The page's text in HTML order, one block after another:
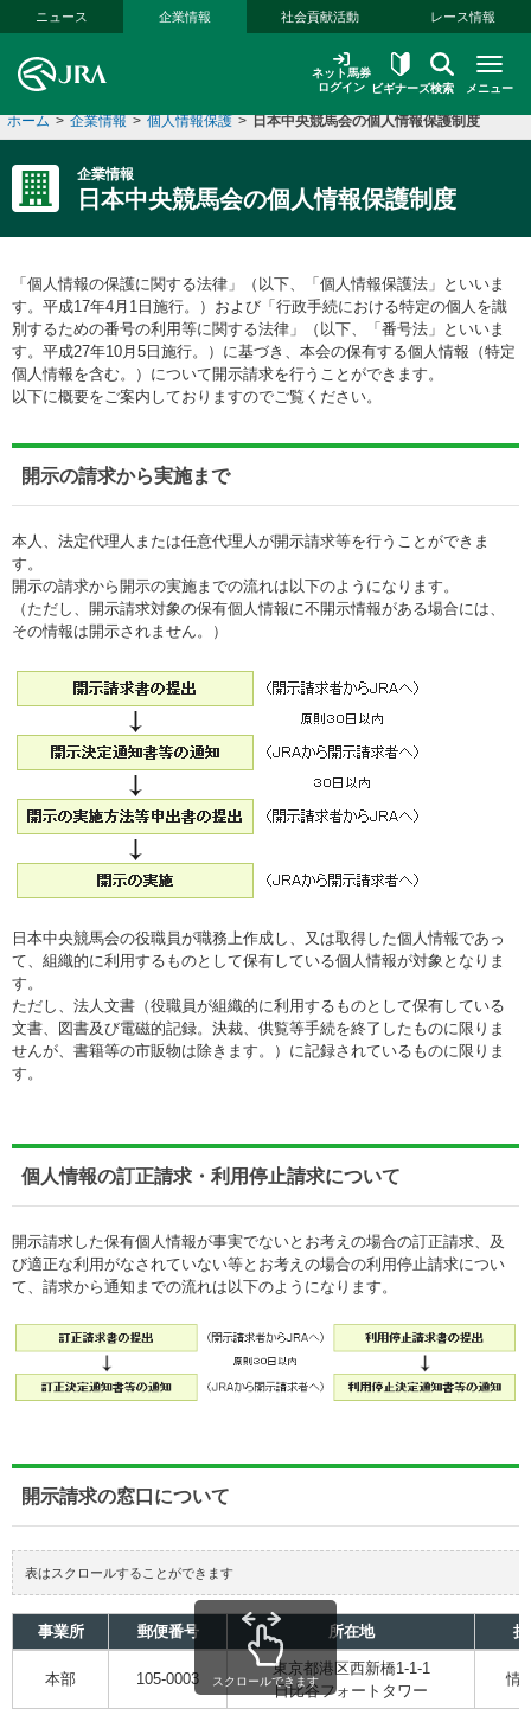
本文へ移動する
ニュース 企業情報 社会貢献活動 レース情報
ネット馬券
ログイン
ビギナーズ検索 メニュー
ホーム > 企業情報 > 個人情報保護 > 日本中央競馬会の個人情報保護制度
企業情報
日本中央競馬会の個人情報保護制度
「個人情報の保護に関する法律」（以下、「個人情報保護法」といいま
す。平成17年4月1日施行。）および「行政手続における特定の個人を識
別するための番号の利用等に関する法律」（以下、「番号法」といいま
す。平成27年10月5日施行。）に基づき、本会の保有する個人情報（特定
個人情報を含む。）について開示請求を行うことができます。
以下に概要をご案内しておりますのでご覧ください。
開示の請求から実施まで
本人、法定代理人または任意代理人が開示請求等を行うことができま
す。
開示の請求から開示の実施までの流れは以下のようになります。
（ただし、開示請求対象の保有個人情報に不開示情報がある場合には、
その情報は開示されません。）
日本中央競馬会の役職員が職務上作成し、又は取得した個人情報であっ
て、組織的に利用するものとして保有している個人情報が対象となりま
す。
ただし、法人文書（役職員が組織的に利用するものとして保有している
文書、図書及び電磁的記録。決裁、供覧等手続を終了したものに限りま
せんが、書籍等の市販物は除きます。）に記録されているものに限りま
す。
個人情報の訂正請求・利用停止請求について
開示請求した保有個人情報が事実でないとお考えの場合の訂正請求、及
び適正な利用がなされていない等とお考えの場合の利用停止請求につい
て、請求から通知までの流れは以下のようになります。
開示請求の窓口について
表はスクロールすることができます
事業所 郵便番号 所在地
本部 105-0003
東京都港区西新橋1-1-1
日比谷フォートタワー
情
スクロールできます